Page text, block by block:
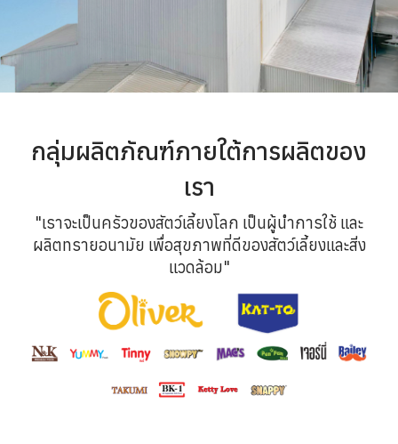
กลุ่มผลิตภัณฑ์ภายใต้การผลิตของ
เรา
"เราจะเป็นครัวของสัตว์เลี้ยงโลก เป็นผู้นำการใช้ และ
ผลิตทรายอนามัย เพื่อสุขภาพที่ดีของสัตว์เลี้ยงและสิ่ง
แวดล้อม"